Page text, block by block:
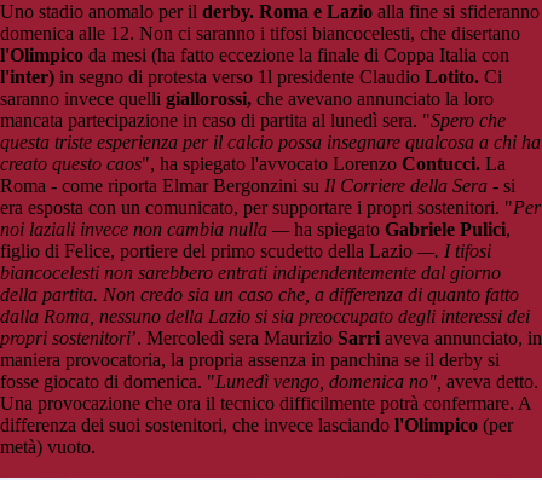
Uno stadio anomalo per il derby. Roma e Lazio alla fine si sfideranno
domenica alle 12. Non ci saranno i tifosi biancocelesti, che disertano
l'Olimpico da mesi (ha fatto eccezione la finale di Coppa Italia con
l'inter) in segno di protesta verso 1l presidente Claudio Lotito. Ci
saranno invece quelli giallorossi, che avevano annunciato la loro
mancata partecipazione in caso di partita al lunedì sera. "Spero che
questa triste esperienza per il calcio possa insegnare qualcosa a chi ha
creato questo caos", ha spiegato l'avvocato Lorenzo Contucci. La
Roma - come riporta Elmar Bergonzini su Il Corriere della Sera - si
era esposta con un comunicato, per supportare i propri sostenitori. "Per
noi laziali invece non cambia nulla —ha spiegato Gabriele Pulici,
figlio di Felice, portiere del primo scudetto della Lazio —. I tifosi
biancocelesti non sarebbero entrati indipendentemente dal giorno
della partita. Non credo sia un caso che, a differenza di quanto fatto
dalla Roma, nessuno della Lazio si sia preoccupato degli interessi dei
propri sostenitori’. Mercoledì sera Maurizio Sarri aveva annunciato, in
maniera provocatoria, la propria assenza in panchina se il derby si
fosse giocato di domenica. "Lunedì vengo, domenica no", aveva detto.
Una provocazione che ora il tecnico difficilmente potrà confermare. A
differenza dei suoi sostenitori, che invece lasciando l'Olimpico (per
metà) vuoto.